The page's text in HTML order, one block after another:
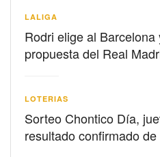
LALIGA
Rodri elige al
propuesta del Real
LOTERIAS
Sorteo Chontico Día,
resultado confirmado